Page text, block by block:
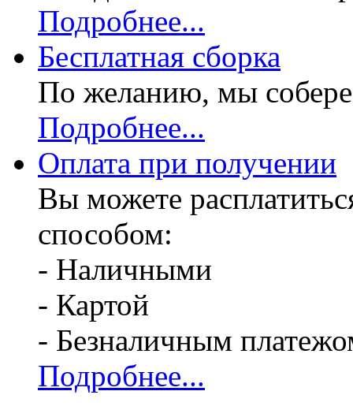
Подробнее...
Бесплатная сборка
По желанию, мы
Подробнее...
Оплата при получении
Вы можете
способом:
- Наличными
- Картой
- Безналичным
Подробнее...